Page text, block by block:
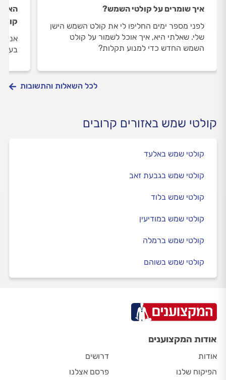
איך שומרים על קולטי השמש?
לפני מספר ימים החליפו לי את קולט השמש הישן
שלי. שאלתי היא, איך אוכל לשמור על קולט
השמש החדש כדי למנוע תקלות?
האם
אני
לכל השאלות והתשובות
קולטי שמש באזורים קרובים
קולטי שמש באלעד
קולטי שמש בגבעת זאב
קולטי שמש בלוד
קולטי שמש במודיעין
קולטי שמש ברמלה
קולטי שמש בשוהם
אודות המקצוענים
אודות
הפיקוח שלנו
דרושים
פרסם אצלנו